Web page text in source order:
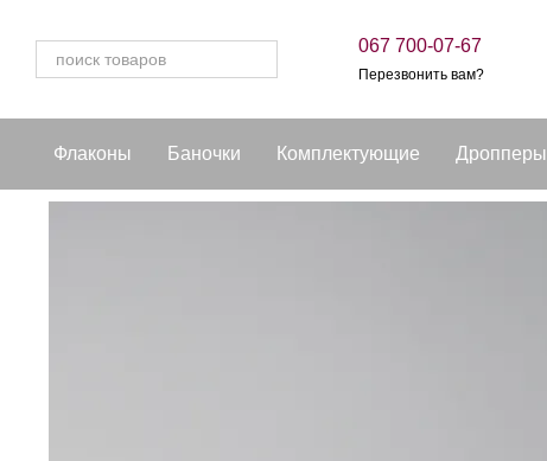
067 700-07-67
Перезвонить вам?
Флаконы Баночки Комплектующие Дропперы